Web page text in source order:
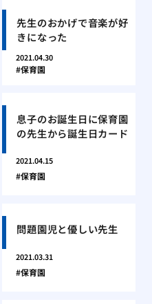
先生のおかげで音楽が好
きになった
2021.04.30
保育園
息子のお誕生日に保育園
の先生から誕生日カード
2021.04.15
保育園
問題園児と優しい先生
2021.03.31
保育園